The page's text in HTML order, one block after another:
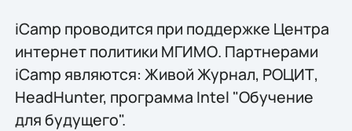
iCamp проводится при поддержке Центра
интернет политики МГИМО. Партнерами
iCamp являются: Живой Журнал, РОЦИТ,
HeadHunter, программа Intel "Обучение
для будущего".